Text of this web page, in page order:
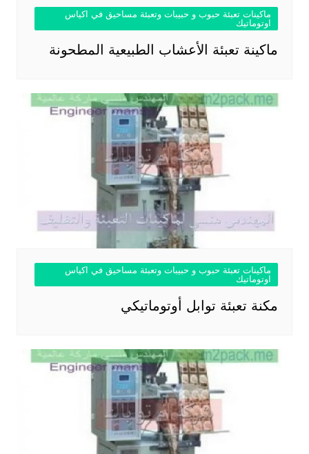
ماكينات تعبئة حبوب و حبيبات وتعبئة مساحيق في اكياس
اوتوماتيك
ماكينة تعبئة الأعشاب الطبيعية المطحونة
ماكينات تعبئة حبوب و حبيبات وتعبئة مساحيق في اكياس
اوتوماتيك
مكنة تعبئة توابل أوتوماتيكي